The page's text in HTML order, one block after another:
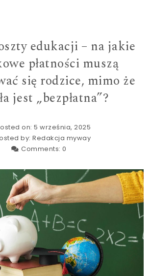
edukacji – na jakie
płatności muszą
się rodzice, mimo że
jest „bezpłatna”?
on: 5 września, 2025
by: Redakcja myway
Comments: 0